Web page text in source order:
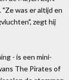
was er altijd en
zegt hij
- is een mini-
The Pirates of